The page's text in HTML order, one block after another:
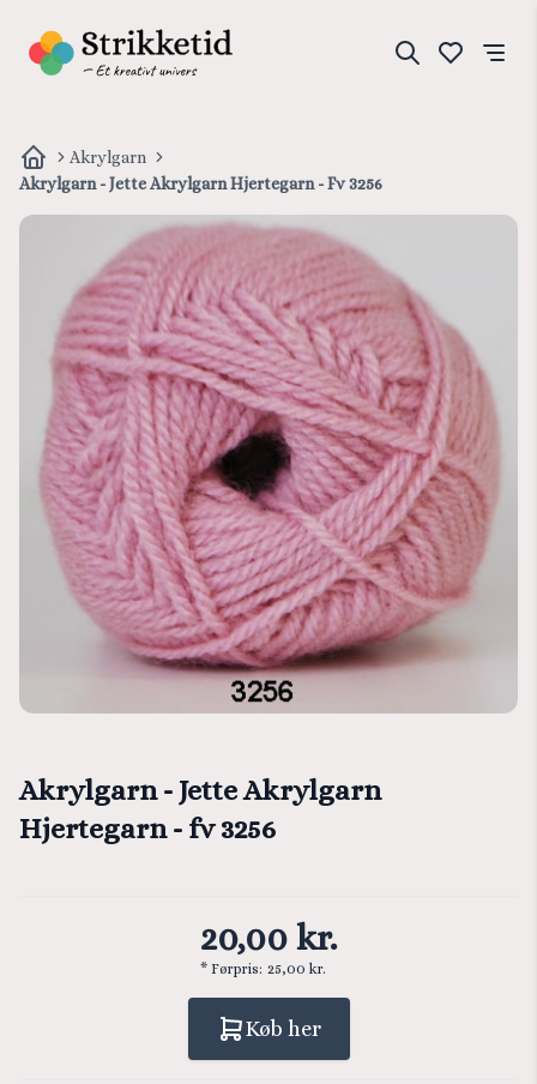
Akrylgarn
Akrylgarn - Jette Akrylgarn Hjertegarn - Fv 3256
Akrylgarn - Jette Akrylgarn
Hjertegarn - fv 3256
20,00 kr.
* Førpris: 25,00 kr.
Køb her